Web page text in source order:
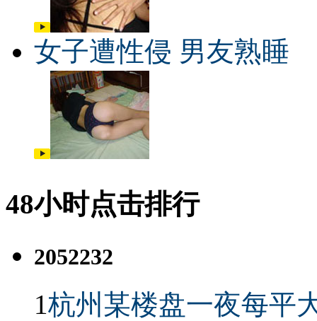
女子遭性侵 男友熟睡
48小时点击排行
2052232
1杭州某楼盘一夜每平